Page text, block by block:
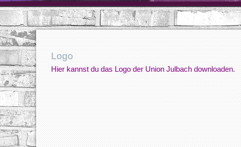
Logo
Hier kannst du das Logo der Union Julbach downloaden.